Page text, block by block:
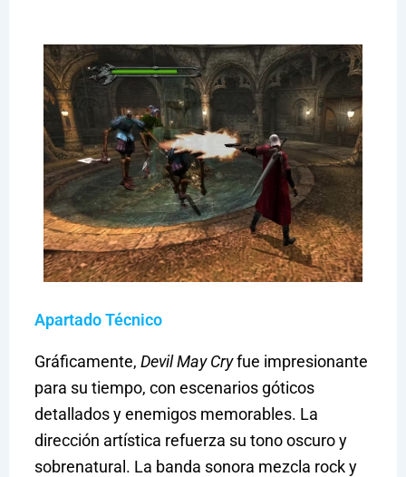
Apartado Técnico
Gráficamente, Devil May Cryfue impresionante
para su tiempo, con escenarios góticos
detallados y enemigos memorables. La
dirección artística refuerza su tono oscuro y
sobrenatural. La banda sonora mezcla rock y